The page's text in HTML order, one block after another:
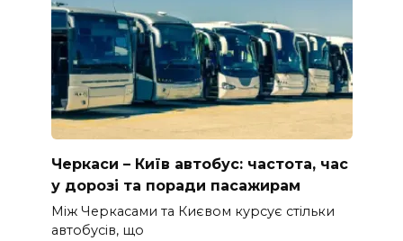
Черкаси – Київ автобус: частота, час
у дорозі та поради пасажирам
Між Черкасами та Києвом курсує стільки
автобусів, що